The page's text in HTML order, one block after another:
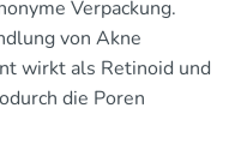
Verpackung.
von Akne
wirkt als Retinoid und
die Poren